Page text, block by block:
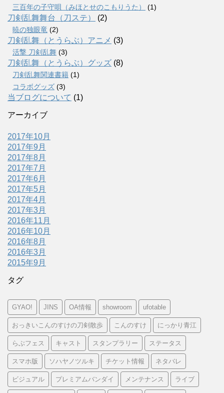
三百年の子守唄（みほとせのこもりうた）
(1)
刀剣乱舞舞台（刀ステ） (2)
暁の独眼竜 (2)
刀剣乱舞（とうらぶ）アニメ (3)
活撃 刀剣乱舞 (3)
刀剣乱舞（とうらぶ）グッズ (8)
刀剣乱舞関連書籍 (1)
コラボグッズ (3)
当ブログについて (1)
アーカイブ
2017年10月
2017年9月
2017年8月
2017年7月
2017年6月
2017年5月
2017年4月
2017年3月
2016年11月
2016年10月
2016年8月
2016年3月
2015年9月
タグ
GYAO! JINS OA情報 showroom ufotable
おっきいこんのすけの刀剣散歩 こんのすけ にっかり青江
らぶフェス キャスト スタンプラリー ステータス
スマホ版 ソハヤノツルキ チケット情報 ネタバレ
ビジュアル プレミアムバンダイ メンテナンス ライブ